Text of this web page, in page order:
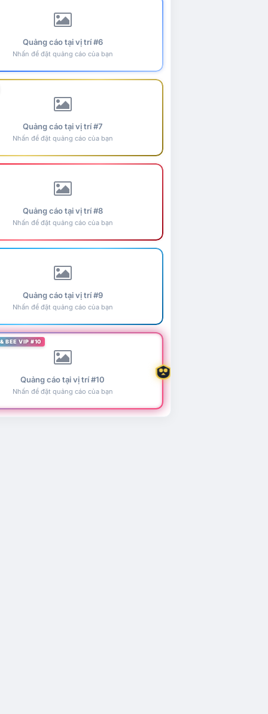
Quảng cáo tại vị trí #6
Nhấn để đặt quảng cáo của bạn
Quảng cáo tại vị trí #7
Nhấn để đặt quảng cáo của bạn
Quảng cáo tại vị trí #8
Nhấn để đặt quảng cáo của bạn
Quảng cáo tại vị trí #9
Nhấn để đặt quảng cáo của bạn
BEE VIP #10
Quảng cáo tại vị trí #10
Nhấn để đặt quảng cáo của bạn